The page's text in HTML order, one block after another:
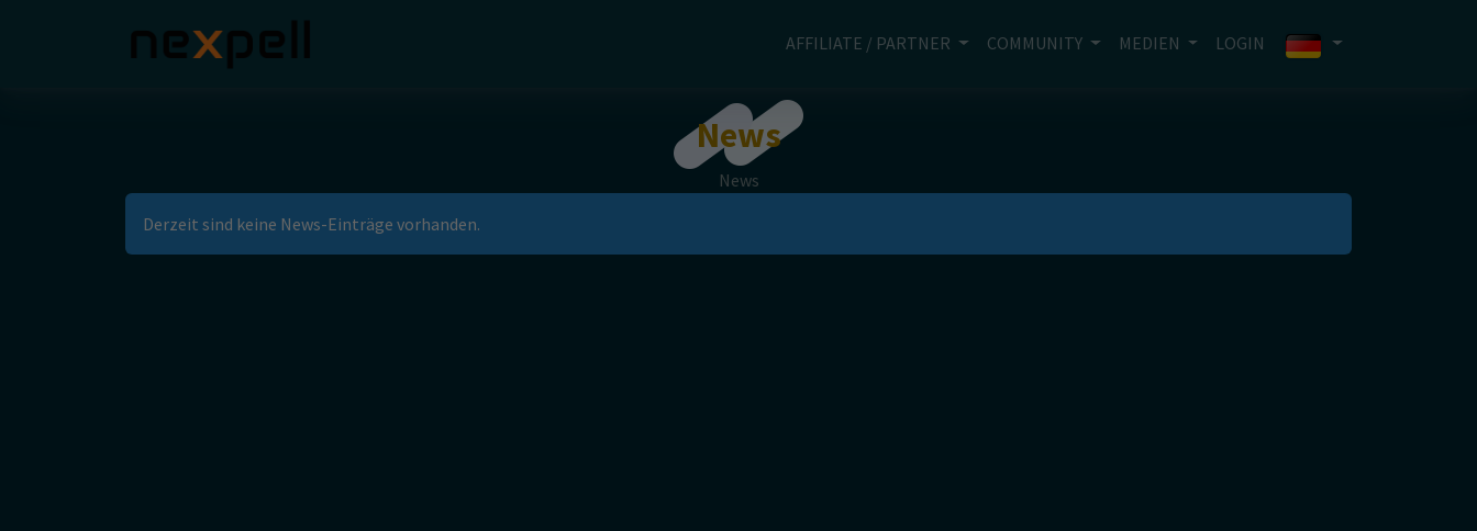
AFFILIATE / PARTNER COMMUNITY MEDIEN LOGIN
News
News
News
Derzeit sind keine News-Einträge vorhanden.